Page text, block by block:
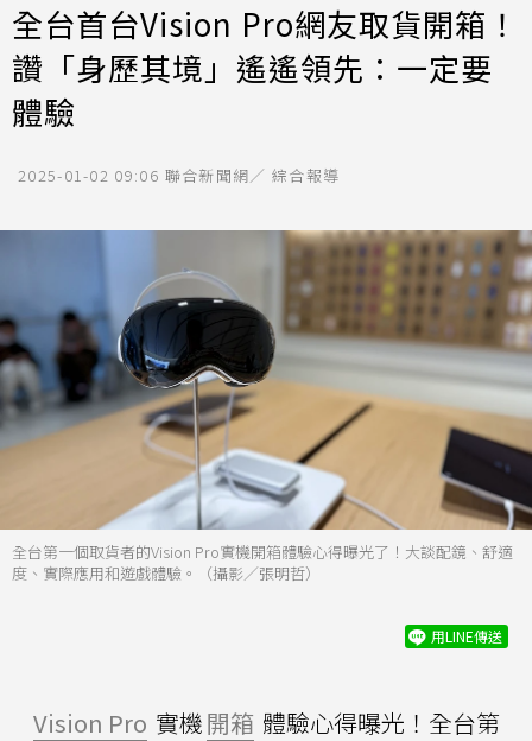
全台首台Vision Pro網友取貨開箱！
讚「身歷其境」遙遙領先：一定要
體驗
2025-01-02 09:06 聯合新聞網／ 綜合報導
全台第一個取貨者的Vision Pro實機開箱體驗心得曝光了！大談配鏡、舒適
度、實際應用和遊戲體驗。（攝影／張明哲）
用LINE傳送
Vision Pro 實機開箱 體驗心得曝光！全台第